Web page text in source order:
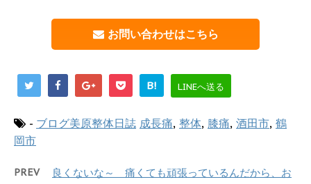
お問い合わせはこちら
B! LINEへ送る
- ブログ美原整体日誌 成長痛, 整体, 膝痛, 酒田市, 鶴
岡市
PREV
良くないな～ 痛くても頑張っているんだから、お